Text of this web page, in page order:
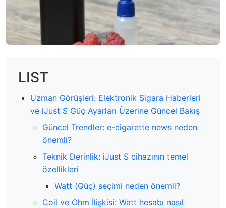
LIST
Uzman Görüşleri: Elektronik Sigara Haberleri
ve iJust S Güç Ayarları Üzerine Güncel Bakış
Güncel Trendler: e-cigarette news neden
önemli?
Teknik Derinlik: iJust S cihazının temel
özellikleri
Watt (Güç) seçimi neden önemli?
Coil ve Ohm İlişkisi: Watt hesabı nasıl